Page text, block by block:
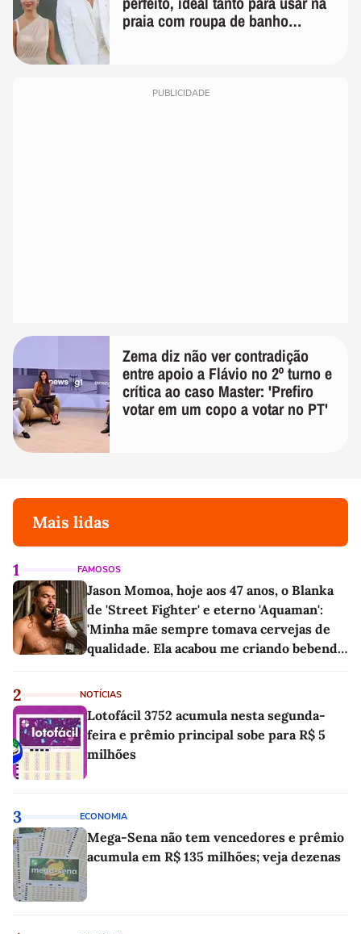
praia com roupa de banho
PUBLICIDADE
Zema diz não ver contradição
entre apoio a Flávio no 2º turno e
crítica ao caso Master: 'Prefiro
votar em um copo a votar no PT'
Mais lidas
1 FAMOSOS
Jason Momoa, hoje aos 47 anos, o Blanka
de 'Street Fighter' e eterno 'Aquaman':
'Minha mãe sempre tomava cervejas de
qualidade. Ela acabou me criando bebendo
2 NOTÍCIAS
Lotofácil 3752 acumula nesta segunda-
feira e prêmio principal sobe para R$ 5
milhões
3 ECONOMIA
Mega-Sena não tem vencedores e prêmio
acumula em R$ 135 milhões; veja dezenas